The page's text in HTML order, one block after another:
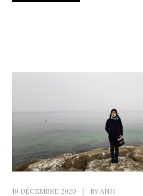
16 DÉCEMBRE 2020 BY ANH